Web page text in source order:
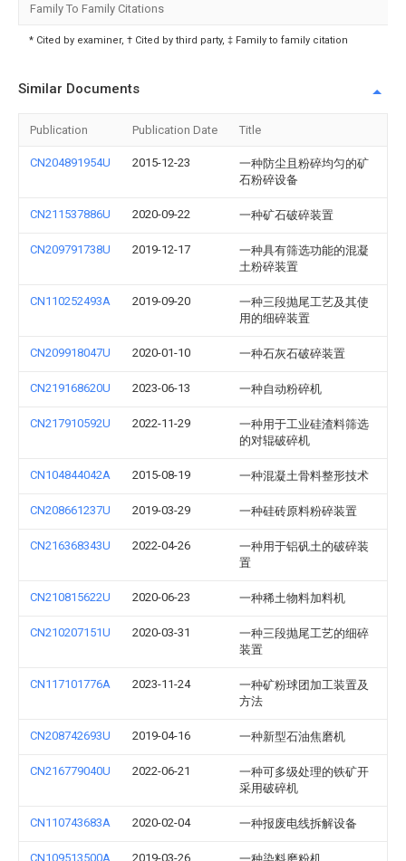
Family To Family Citations
* Cited by examiner, † Cited by third party, ‡ Family to family citation
Similar Documents
Publication Publication Date Title
CN204891954U 2015-12-23
一种防尘且粉碎均匀的矿
石粉碎设备
CN211537886U 2020-09-22 一种矿石破碎装置
CN209791738U 2019-12-17
一种具有筛选功能的混凝
土粉碎装置
CN110252493A 2019-09-20
一种三段抛尾工艺及其使
用的细碎装置
CN209918047U 2020-01-10 一种石灰石破碎装置
CN219168620U 2023-06-13 一种自动粉碎机
CN217910592U 2022-11-29
一种用于工业硅渣料筛选
的对辊破碎机
CN104844042A 2015-08-19 一种混凝土骨料整形技术
CN208661237U 2019-03-29 一种硅砖原料粉碎装置
CN216368343U 2022-04-26
一种用于铝矾土的破碎装
置
CN210815622U 2020-06-23 一种稀土物料加料机
CN210207151U 2020-03-31
一种三段抛尾工艺的细碎
装置
CN117101776A 2023-11-24
一种矿粉球团加工装置及
方法
CN208742693U 2019-04-16 一种新型石油焦磨机
CN216779040U 2022-06-21
一种可多级处理的铁矿开
采用破碎机
CN110743683A 2020-02-04 一种报废电线拆解设备
CN109513500A 2019-03-26